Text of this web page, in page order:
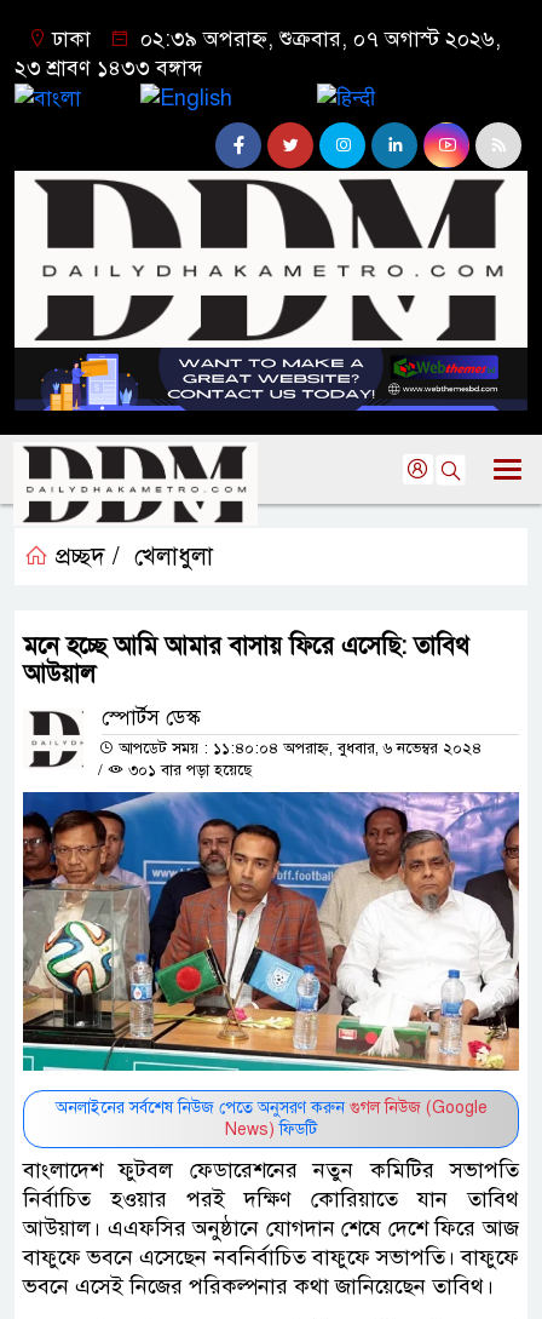
ঢাকা
০২:৩৯ অপরাহ্ন, শুক্রবার, ০৭ অগাস্ট ২০২৬,
২৩ শ্রাবণ ১৪৩৩ বঙ্গাব্দ
প্রচ্ছদ / খেলাধুলা
মনে হচ্ছে আমি আমার বাসায় ফিরে এসেছি: তাবিথ
আউয়াল
স্পোর্টস ডেস্ক
আপডেট সময় : ১১:৪০:০৪ অপরাহ্ন, বুধবার, ৬ নভেম্বর ২০২৪
/
৩০১ বার পড়া হয়েছে
অনলাইনের সর্বশেষ নিউজ পেতে অনুসরণ করুন গুগল নিউজ (Google
News) ফিডটি
বাংলাদেশ ফুটবল ফেডারেশনের নতুন কমিটির সভাপতি
নির্বাচিত হওয়ার পরই দক্ষিণ কোরিয়াতে যান তাবিথ
আউয়াল। এএফসির অনুষ্ঠানে যোগদান শেষে দেশে ফিরে আজ
বাফুফে ভবনে এসেছেন নবনির্বাচিত বাফুফে সভাপতি। বাফুফে
ভবনে এসেই নিজের পরিকল্পনার কথা জানিয়েছেন তাবিথ।